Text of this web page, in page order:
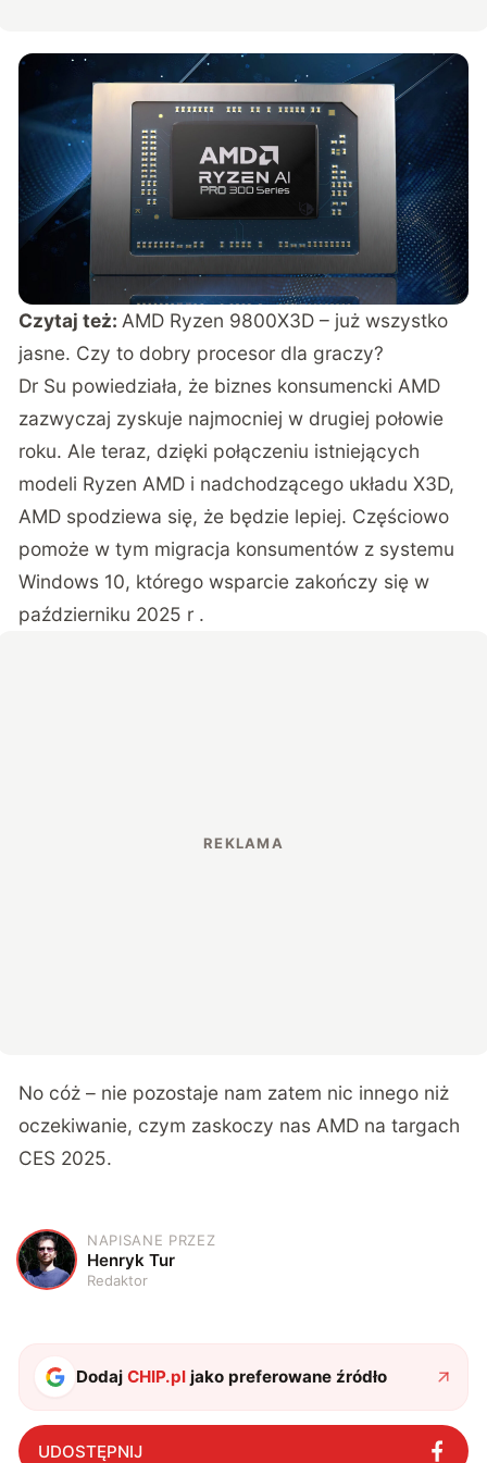
Czytaj też:AMD Ryzen 9800X3D – już wszystko
jasne. Czy to dobry procesor dla graczy?
Dr Su powiedziała, że biznes konsumencki AMD
zazwyczaj zyskuje najmocniej w drugiej połowie
roku. Ale teraz, dzięki połączeniu istniejących
modeli Ryzen AMD i nadchodzącego układu X3D,
AMD spodziewa się, że będzie lepiej. Częściowo
pomoże w tym migracja konsumentów z systemu
Windows 10, którego wsparcie zakończy się w
październiku 2025 r .
No cóż – nie pozostaje nam zatem nic innego niż
oczekiwanie, czym zaskoczy nas AMD na targach
CES 2025.
H
NAPISANE PRZEZ
Henryk Tur
Redaktor
DodajCHIP.pl jako preferowane źródło
UDOSTĘPNIJ